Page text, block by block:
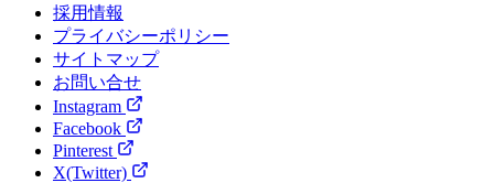
採用情報
プライバシーポリシー
サイトマップ
お問い合せ
Instagram
Facebook
Pinterest
X(Twitter)